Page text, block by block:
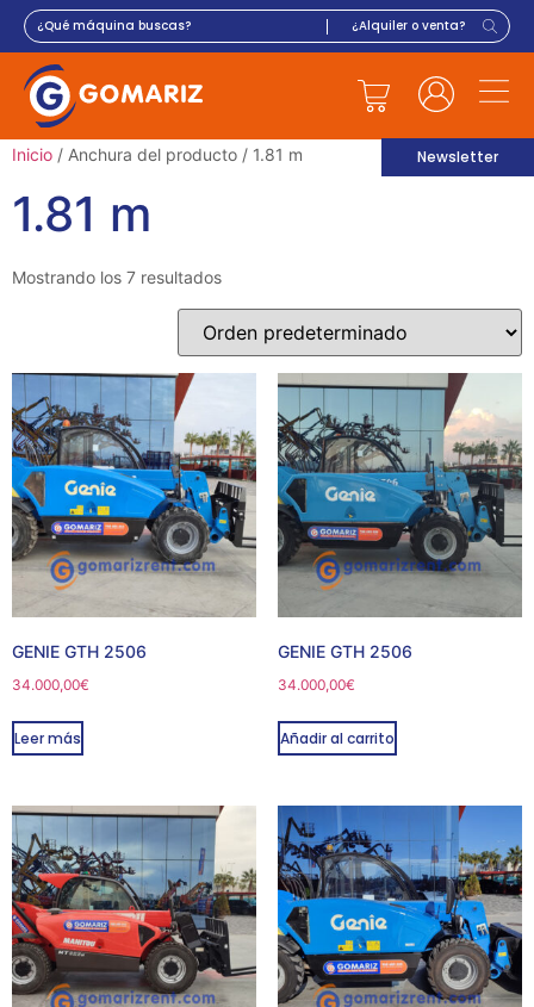
Newsletter
Inicio / Anchura del producto / 1.81 m
1.81 m
Mostrando los 7 resultados
GENIE GTH 2506
34.000,00€
Leer más
GENIE GTH 2506
34.000,00€
Añadir al carrito